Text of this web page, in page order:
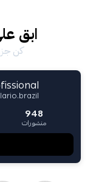
ابق
كن
948
منشورات